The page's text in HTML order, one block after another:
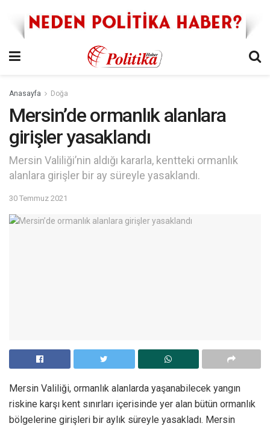
Anasayfa Doğa
Mersin’de ormanlık alanlara
girişler yasaklandı
Mersin Valiliği’nin aldığı kararla, kentteki ormanlık
alanlara girişler bir ay süreyle yasaklandı.
30 Temmuz 2021
Mersin Valiliği, ormanlık alanlarda yaşanabilecek yangın
riskine karşı kent sınırları içerisinde yer alan bütün ormanlık
bölgelerine girişleri bir aylık süreyle yasakladı. Mersin